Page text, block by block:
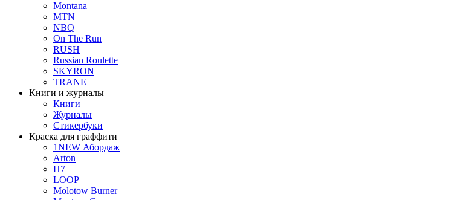
Montana
MTN
NBQ
On The Run
RUSH
Russian Roulette
SKYRON
TRANE
Книги и журналы
Книги
Журналы
Стикербуки
Краска для граффити
1NEW Абордаж
Arton
H7
LOOP
Molotow Burner